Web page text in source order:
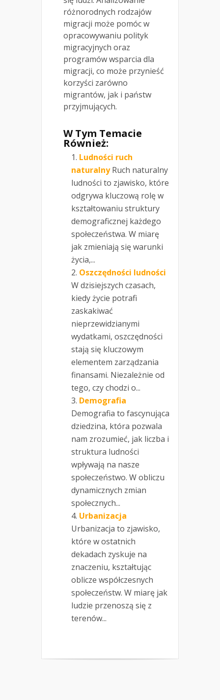
różnorodnych rodzajów
migracji może pomóc w
opracowywaniu polityk
migracyjnych oraz
programów wsparcia dla
migracji, co może przynieść
korzyści zarówno
migrantów, jak i państw
przyjmujących.
W Tym Temacie
Również:
Ludności ruch
naturalny Ruch naturalny
ludności to zjawisko, które
odgrywa kluczową rolę w
kształtowaniu struktury
demograficznej każdego
społeczeństwa. W miarę
jak zmieniają się warunki
życia,...
Oszczędności ludności
W dzisiejszych czasach,
kiedy życie potrafi
zaskakiwać
nieprzewidzianymi
wydatkami, oszczędności
stają się kluczowym
elementem zarządzania
finansami. Niezależnie od
tego, czy chodzi o...
Demografia
Demografia to fascynująca
dziedzina, która pozwala
nam zrozumieć, jak liczba i
struktura ludności
wpływają na nasze
społeczeństwo. W obliczu
dynamicznych zmian
społecznych...
Urbanizacja
Urbanizacja to zjawisko,
które w ostatnich
dekadach zyskuje na
znaczeniu, kształtując
oblicze współczesnych
społeczeństw. W miarę jak
ludzie przenoszą się z
terenów...